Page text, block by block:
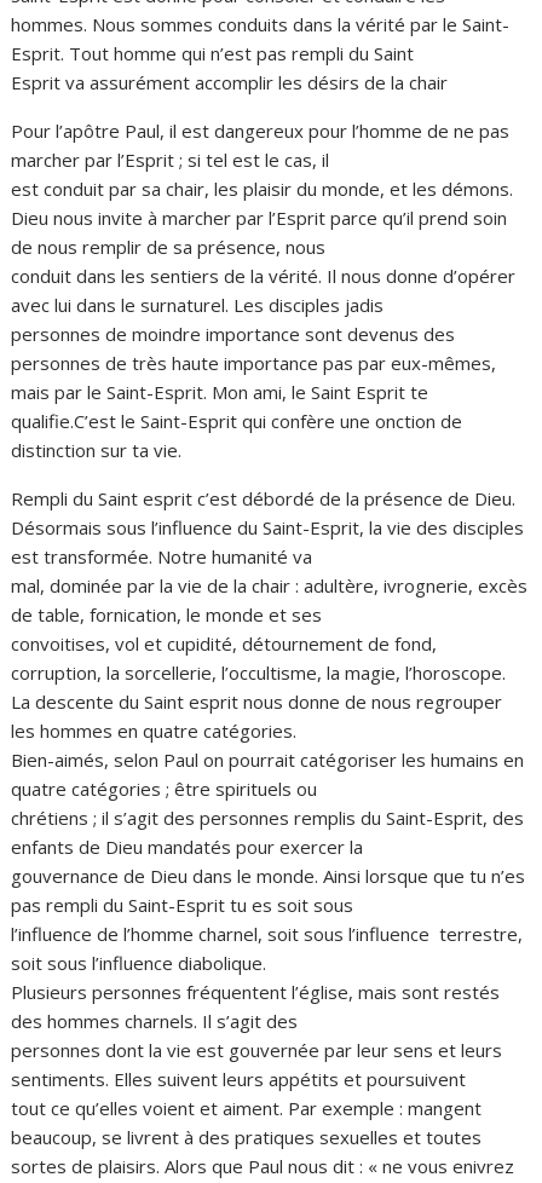
hommes. Nous sommes conduits dans la vérité par le Saint-
Esprit. Tout homme qui n’est pas rempli du Saint
Esprit va assurément accomplir les désirs de la chair
Pour l’apôtre Paul, il est dangereux pour l’homme de ne pas
marcher par l’Esprit ; si tel est le cas, il
est conduit par sa chair, les plaisir du monde, et les démons.
Dieu nous invite à marcher par l’Esprit parce qu’il prend soin
de nous remplir de sa présence, nous
conduit dans les sentiers de la vérité. Il nous donne d’opérer
avec lui dans le surnaturel. Les disciples jadis
personnes de moindre importance sont devenus des
personnes de très haute importance pas par eux-mêmes,
mais par le Saint-Esprit. Mon ami, le Saint Esprit te
qualifie.C’est le Saint-Esprit qui confère une onction de
distinction sur ta vie.
Rempli du Saint esprit c’est débordé de la présence de Dieu.
Désormais sous l’influence du Saint-Esprit, la vie des disciples
est transformée. Notre humanité va
mal, dominée par la vie de la chair : adultère, ivrognerie, excès
de table, fornication, le monde et ses
convoitises, vol et cupidité, détournement de fond,
corruption, la sorcellerie, l’occultisme, la magie, l’horoscope.
La descente du Saint esprit nous donne de nous regrouper
les hommes en quatre catégories.
Bien-aimés, selon Paul on pourrait catégoriser les humains en
quatre catégories ; être spirituels ou
chrétiens ; il s’agit des personnes remplis du Saint-Esprit, des
enfants de Dieu mandatés pour exercer la
gouvernance de Dieu dans le monde. Ainsi lorsque que tu n’es
pas rempli du Saint-Esprit tu es soit sous
l’influence de l’homme charnel, soit sous l’influence terrestre,
soit sous l’influence diabolique.
Plusieurs personnes fréquentent l’église, mais sont restés
des hommes charnels. Il s’agit des
personnes dont la vie est gouvernée par leur sens et leurs
sentiments. Elles suivent leurs appétits et poursuivent
tout ce qu’elles voient et aiment. Par exemple : mangent
beaucoup, se livrent à des pratiques sexuelles et toutes
sortes de plaisirs. Alors que Paul nous dit : « ne vous enivrez